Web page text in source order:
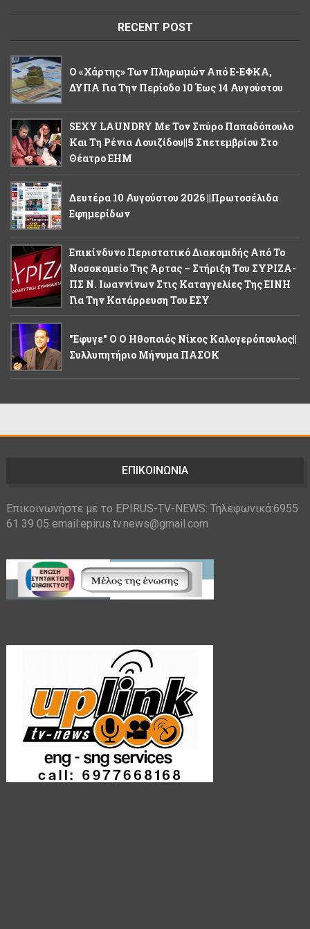
RECENT POST
Ο «χάρτης» Των Πληρωμών Από E-ΕΦΚΑ,
ΔΥΠΑ Για Την Περίοδο 10 Έως 14 Αυγούστου
SEXY LAUNDRY Με Τον Σπύρο Παπαδόπουλο
Και Τη Ρένια Λουιζίδου||5 Σπετεμβρίου Στο
Θέατρο ΕΗΜ
Δευτέρα 10 Αυγούστου 2026 ||Πρωτοσέλιδα
Εφημερίδων
Επικίνδυνο Περιστατικό Διακομιδής Από Το
Νοσοκομείο Της Άρτας – Στήριξη Του ΣΥΡΙΖΑ-
ΠΣ Ν. Ιωαννίνων Στις Καταγγελίες Της ΕΙΝΗ
Για Την Κατάρρευση Του ΕΣΥ
"Εφυγε" Ο Ο Ηθοποιός Νίκος Καλογερόπουλος||
Συλλυπητήριο Μήνυμα ΠΑΣΟΚ
ΕΠΙΚΟΙΝΩΝΙΑ
Επικοινωνήστε με το EPIRUS-TV-NEWS: Τηλεφωνικά:6955
61 39 05 email:epirus.tv.news@gmail.com